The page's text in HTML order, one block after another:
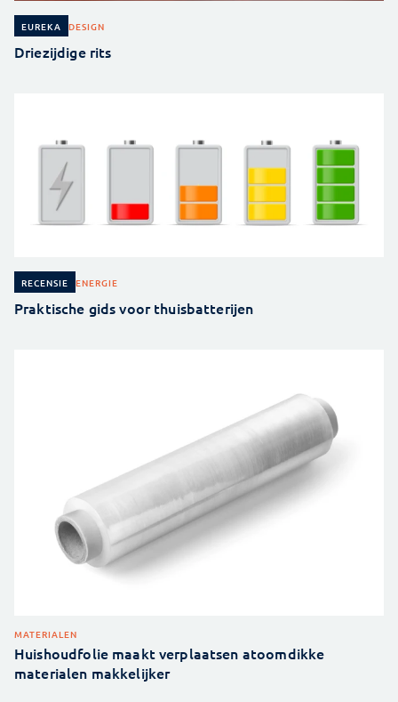
EUREKA DESIGN
Driezijdige rits
RECENSIE ENERGIE
Praktische gids voor thuisbatterijen
MATERIALEN
Huishoudfolie maakt verplaatsen atoomdikke
materialen makkelijker